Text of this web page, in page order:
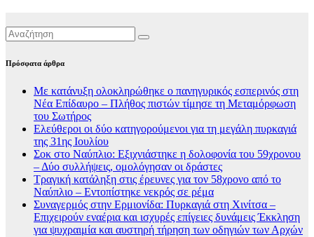
Πρόσφατα άρθρα
Με κατάνυξη ολοκληρώθηκε ο πανηγυρικός εσπερινός στη
Νέα Επίδαυρο – Πλήθος πιστών τίμησε τη Μεταμόρφωση
του Σωτήρος
Ελεύθεροι οι δύο κατηγορούμενοι για τη μεγάλη πυρκαγιά
της 31ης Ιουλίου
Σοκ στο Ναύπλιο: Εξιχνιάστηκε η δολοφονία του 59χρονου
– Δύο συλλήψεις, ομολόγησαν οι δράστες
Τραγική κατάληξη στις έρευνες για τον 58χρονο από το
Ναύπλιο – Εντοπίστηκε νεκρός σε ρέμα
Συναγερμός στην Ερμιονίδα: Πυρκαγιά στη Χινίτσα –
Επιχειρούν εναέρια και ισχυρές επίγειες δυνάμεις Έκκληση
για ψυχραιμία και αυστηρή τήρηση των οδηγιών των Αρχών